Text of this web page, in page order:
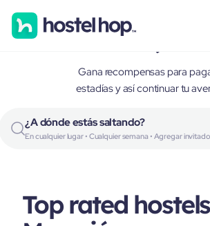
Mesariá,
Gana recompensas para
estadías y así continuar tu
¿A dónde estás saltando?
En cualquier lugar • Cualquier semana • Agregar
Top rated